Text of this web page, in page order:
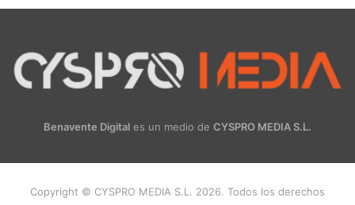
Benavente Digital es un medio de CYSPRO MEDIA S.L.
Copyright © CYSPRO MEDIA S.L. 2026. Todos los derechos